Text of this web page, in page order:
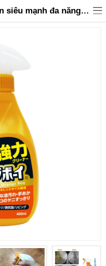
Chai dung dịch tẩy vết bẩn siêu mạnh đa năng Daichi Nhật Bản 400ml - 135,000 | Sanhangre